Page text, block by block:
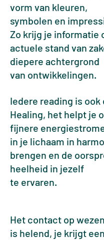
vorm van kleuren,
symbolen en
Zo krijg je informatie
actuele stand van
diepere achtergrond
van ontwikkelingen.
Iedere reading is ook
Healing, het helpt je
fijnere
in je lichaam in
brengen en de
heelheid in jezelf
te ervaren.
Het contact op
is helend, je krijgt een